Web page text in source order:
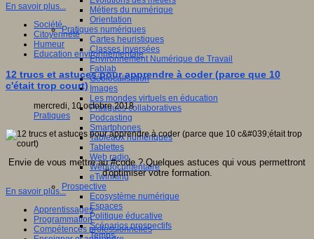
Métiers du numérique
Orientation
Pratiques numériques
Cartes heuristiques
Classes inversées
Environnement Numérique de Travail
Fablab
Géolocalisation
Images
Les mondes virtuels en éducation
Pratiques collaboratives
Podcasting
Smartphones
Tableaux numériques
Tablettes
Web radio
Webdocumentaire
eTwinning
Prospective
Ecosystème numérique
Espaces
Politique éducative
Scénarios prospectifs
Temps
En savoir plus...
Société
Citoyenneté
Humeur
Education environnementale
12 trucs et astuces pour apprendre à coder (parce que 10
c'était trop court)
mercredi, 10 octobre 2018
Pratiques
Envie de vous mettre au #code ? Quelques astuces qui vous permettront
d'optimiser votre formation.
En savoir plus...
Apprentissages
Programmation
Compétences professionnelles